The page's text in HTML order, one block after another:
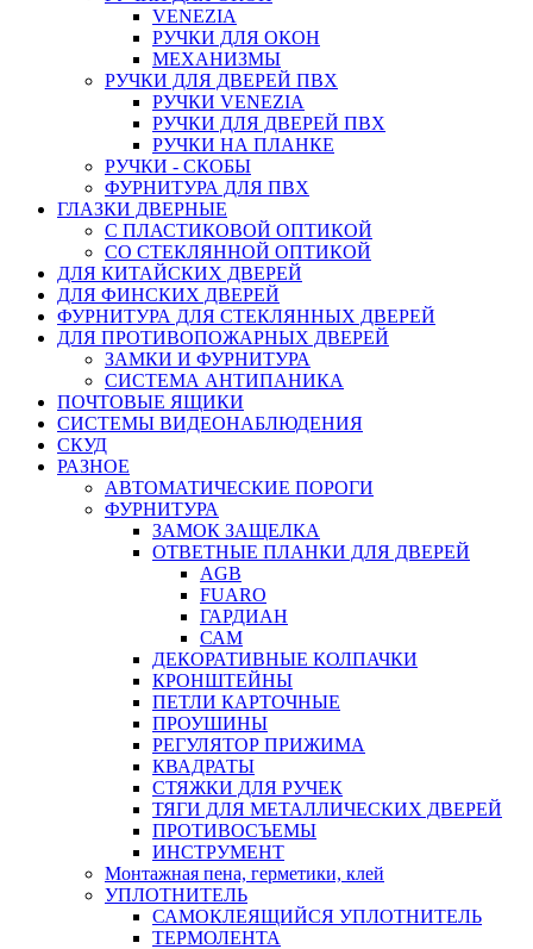
VENEZIA
РУЧКИ ДЛЯ ОКОН
МЕХАНИЗМЫ
РУЧКИ ДЛЯ ДВЕРЕЙ ПВХ
РУЧКИ VENEZIA
РУЧКИ ДЛЯ ДВЕРЕЙ ПВХ
РУЧКИ НА ПЛАНКЕ
РУЧКИ - СКОБЫ
ФУРНИТУРА ДЛЯ ПВХ
ГЛАЗКИ ДВЕРНЫЕ
С ПЛАСТИКОВОЙ ОПТИКОЙ
СО СТЕКЛЯННОЙ ОПТИКОЙ
ДЛЯ КИТАЙСКИХ ДВЕРЕЙ
ДЛЯ ФИНСКИХ ДВЕРЕЙ
ФУРНИТУРА ДЛЯ СТЕКЛЯННЫХ ДВЕРЕЙ
ДЛЯ ПРОТИВОПОЖАРНЫХ ДВЕРЕЙ
ЗАМКИ И ФУРНИТУРА
СИСТЕМА АНТИПАНИКА
ПОЧТОВЫЕ ЯЩИКИ
СИСТЕМЫ ВИДЕОНАБЛЮДЕНИЯ
СКУД
РАЗНОЕ
АВТОМАТИЧЕСКИЕ ПОРОГИ
ФУРНИТУРА
ЗАМОК ЗАЩЕЛКА
ОТВЕТНЫЕ ПЛАНКИ ДЛЯ ДВЕРЕЙ
AGB
FUARO
ГАРДИАН
САМ
ДЕКОРАТИВНЫЕ КОЛПАЧКИ
КРОНШТЕЙНЫ
ПЕТЛИ КАРТОЧНЫЕ
ПРОУШИНЫ
РЕГУЛЯТОР ПРИЖИМА
КВАДРАТЫ
СТЯЖКИ ДЛЯ РУЧЕК
ТЯГИ ДЛЯ МЕТАЛЛИЧЕСКИХ ДВЕРЕЙ
ПРОТИВОСЪЕМЫ
ИНСТРУМЕНТ
Монтажная пена, герметики, клей
УПЛОТНИТЕЛЬ
САМОКЛЕЯЩИЙСЯ УПЛОТНИТЕЛЬ
ТЕРМОЛЕНТА